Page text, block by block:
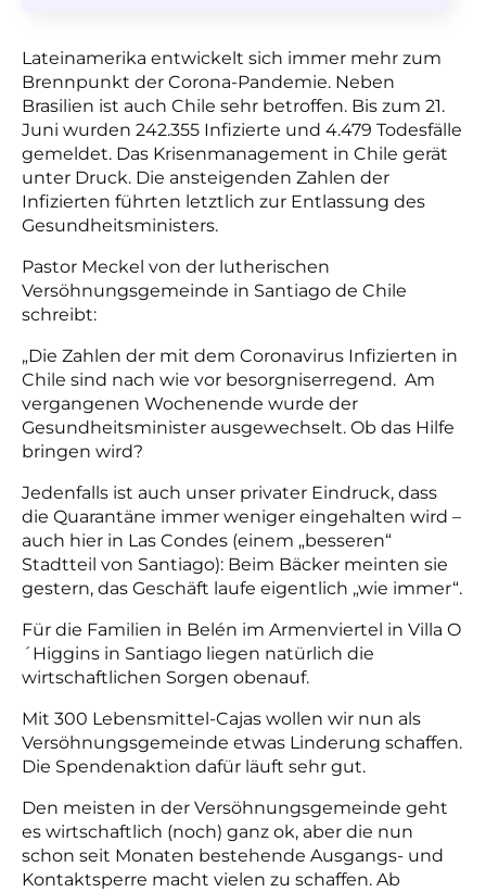
Lateinamerika entwickelt sich immer mehr zum
Brennpunkt der Corona-Pandemie. Neben
Brasilien ist auch Chile sehr betroffen. Bis zum 21.
Juni wurden 242.355 Infizierte und 4.479 Todesfälle
gemeldet. Das Krisenmanagement in Chile gerät
unter Druck. Die ansteigenden Zahlen der
Infizierten führten letztlich zur Entlassung des
Gesundheitsministers.
Pastor Meckel von der lutherischen
Versöhnungsgemeinde in Santiago de Chile
schreibt:
„Die Zahlen der mit dem Coronavirus Infizierten in
Chile sind nach wie vor besorgniserregend. Am
vergangenen Wochenende wurde der
Gesundheitsminister ausgewechselt. Ob das Hilfe
bringen wird?
Jedenfalls ist auch unser privater Eindruck, dass
die Quarantäne immer weniger eingehalten wird –
auch hier in Las Condes (einem „besseren“
Stadtteil von Santiago): Beim Bäcker meinten sie
gestern, das Geschäft laufe eigentlich „wie immer“.
Für die Familien in Belén im Armenviertel in Villa O
´Higgins in Santiago liegen natürlich die
wirtschaftlichen Sorgen obenauf.
Mit 300 Lebensmittel-Cajas wollen wir nun als
Versöhnungsgemeinde etwas Linderung schaffen.
Die Spendenaktion dafür läuft sehr gut.
Den meisten in der Versöhnungsgemeinde geht
es wirtschaftlich (noch) ganz ok, aber die nun
schon seit Monaten bestehende Ausgangs- und
Kontaktsperre macht vielen zu schaffen. Ab